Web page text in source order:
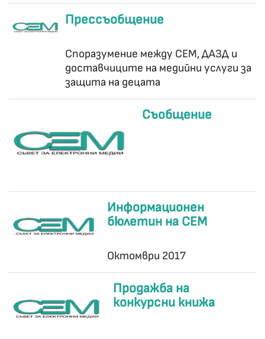
Прессъобщение
Споразумение между СЕМ, ДАЗД и
доставчиците на медийни услуги за
защита на децата
Съобщение
Информационен
бюлетин на СЕМ
Октомври 2017
Продажба на
конкурсни книжа